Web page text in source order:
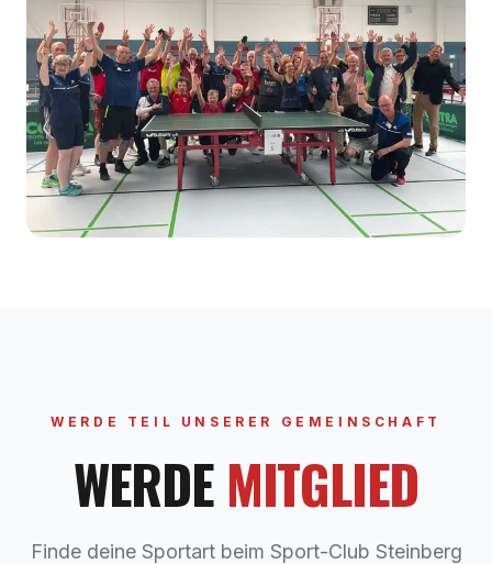
WERDE TEIL UNSERER GEMEINSCHAFT
WERDEMITGLIED
Finde deine Sportart beim Sport-Club Steinberg